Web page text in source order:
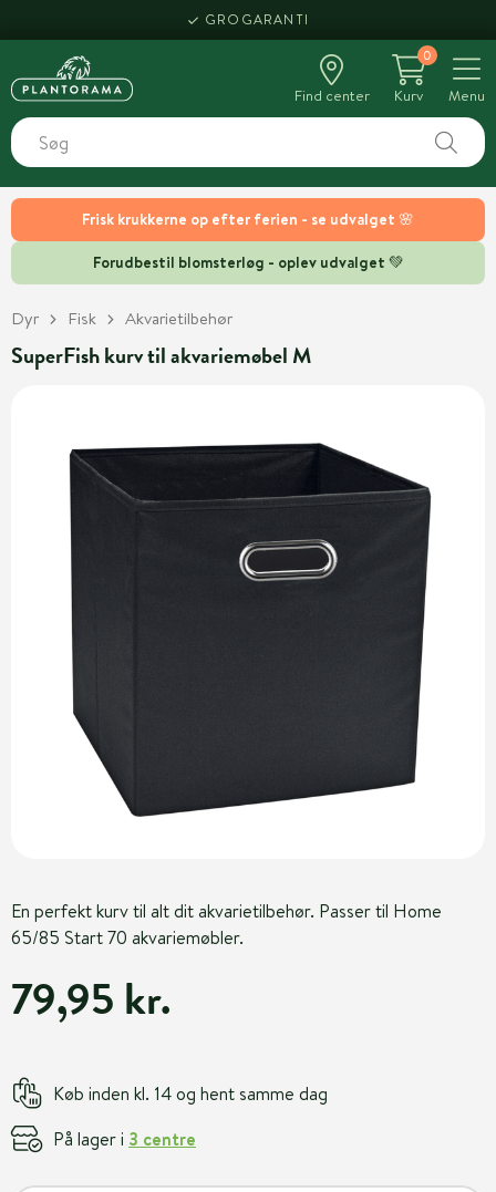
Frisk krukkerne op efter ferien - se udvalget 🌸
Forudbestil blomsterløg - oplev udvalget 💚
GROGARANTI
Find center
0
Kurv
Menu
Dyr Fisk Akvarietilbehør
SuperFish kurv til akvariemøbel M
En perfekt kurv til alt dit akvarietilbehør. Passer til Home
65/85 Start 70 akvariemøbler.
79,95 kr.
Køb inden kl. 14 og hent samme dag
På lager i 3 centre